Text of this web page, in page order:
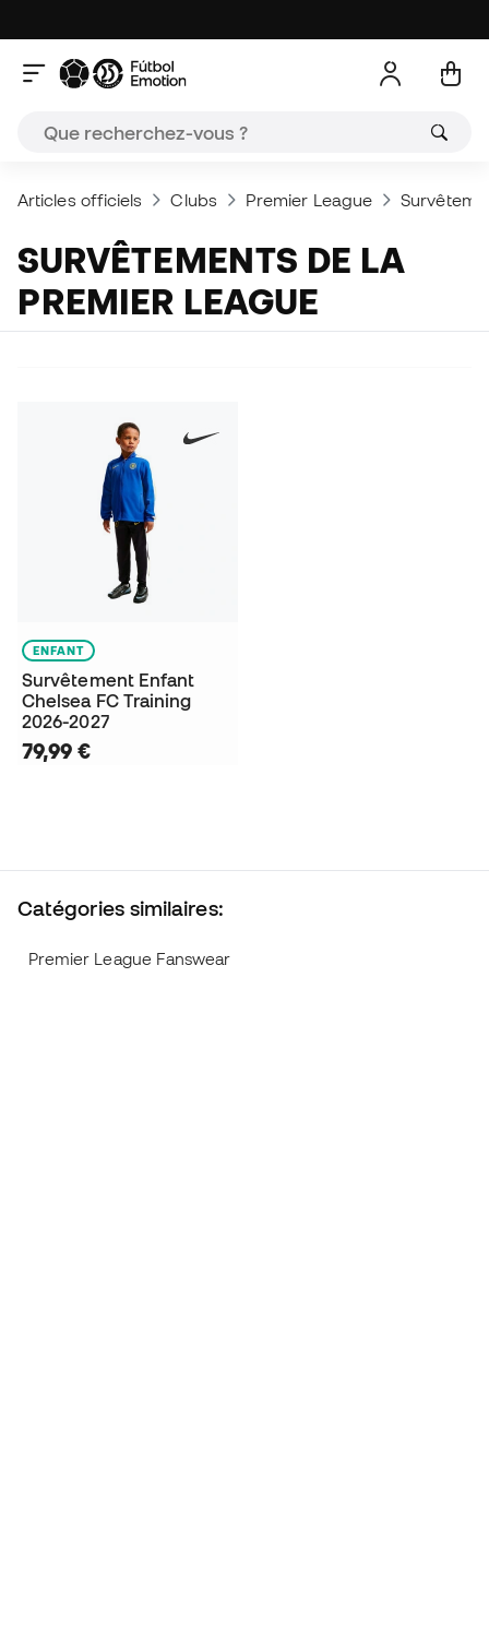
Articles officiels Clubs Premier League
SURVÊTEMENTS DE LA
PREMIER LEAGUE
ENFANT
Survêtement Enfant
Chelsea FC Training
2026-2027
79,99 €
Catégories similaires:
Premier League Fanswear